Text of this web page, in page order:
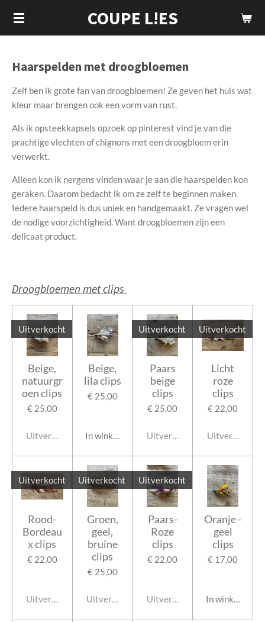
Ga
direct
hoofdinhoud
COUPE L!ES
Haarspelden met droogbloemen
Zelf ben ik grote fan van droogbloemen! Ze geven het huis wat
kleur maar brengen ook een vorm van rust.
Als ik opsteekkapsels opzoek op pinterest vind je van die
prachtige vlechten of chignons met een droogbloem erin
verwerkt.
Alleen kon ik nergens vinden waar je aan die haarspelden kon
geraken. Daarom bedacht ik om ze zelf te beginnen maken.
Iedere haarspeld is dus uniek en handgemaakt. Ze vragen wel
de nodige voorzichtigheid. Want droogbloemen zijn een
delicaat product.
Droogbloemen met clips
Uitverkocht
Beige,
natuurgr
oen clips
€ 25,00
Uitverkocht
Beige,
lila clips
€ 25,00
In winkelwagen
Uitverkocht
Paars
beige
clips
€ 25,00
Uitverkocht
Uitverkocht
Licht
roze
clips
€ 22,00
Uitverkocht
Uitverkocht
Rood-
Bordeau
x clips
€ 22,00
Uitverkocht
Uitverkocht
Groen,
geel,
bruine
clips
€ 25,00
Uitverkocht
Uitverkocht
Paars-
Roze
clips
€ 22,00
Uitverkocht
Oranje -
geel
clips
€ 17,00
In